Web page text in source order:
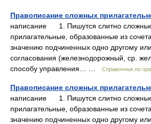
Правописание сложных
написание 1. Пишутся слитно
прилагательные, образованные из
значению подчиненных одно другому
согласования (железнодорожный, ср.
способу управления… …
Справочник по
Правописание сложных
написание 1. Пишутся слитно
прилагательные, образованные из
значению подчиненных одно другому